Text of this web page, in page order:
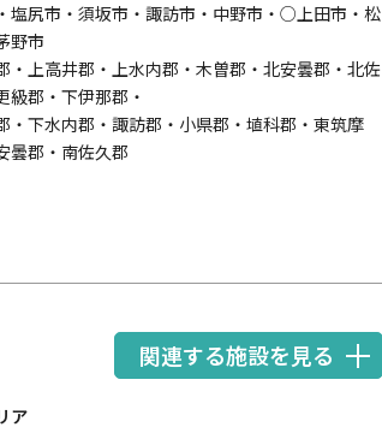
塩尻市・須坂市・諏訪市・中野市・○上田市・松
野市
・上高井郡・上水内郡・木曽郡・北安曇郡・北佐
級郡・下伊那郡・
・下水内郡・諏訪郡・小県郡・埴科郡・東筑摩
曇郡・南佐久郡
関連する施設を見る
ア